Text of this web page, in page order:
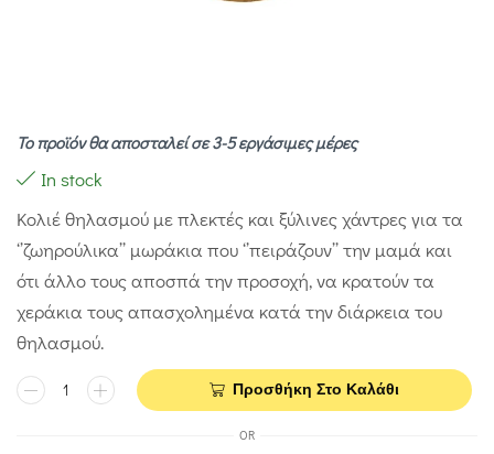
Το προϊόν θα αποσταλεί σε 3-5 εργάσιμες μέρες
In stock
Κολιέ θηλασμού με πλεκτές και ξύλινες χάντρες για τα
‘’ζωηρούλικα’’ μωράκια που ‘’πειράζουν’’ την μαμά και
ότι άλλο τους αποσπά την προσοχή, να κρατούν τα
χεράκια τους απασχολημένα κατά την διάρκεια του
θηλασμού.
Προσθήκη Στο Καλάθι
OR